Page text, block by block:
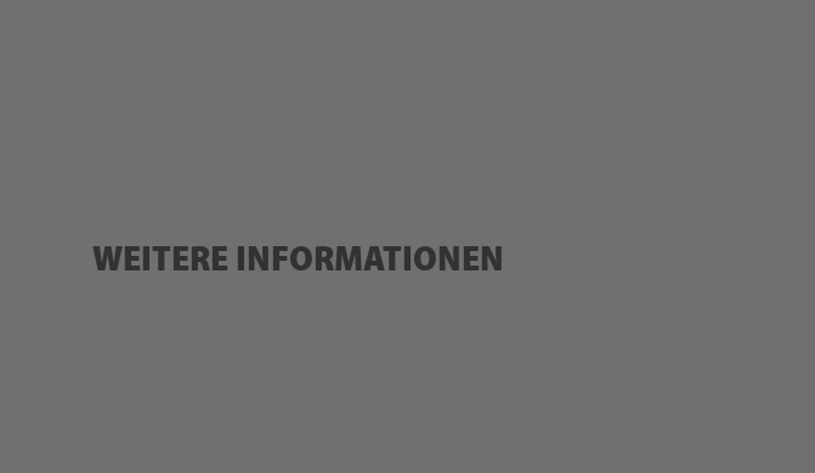
WEITERE INFORMATIONEN